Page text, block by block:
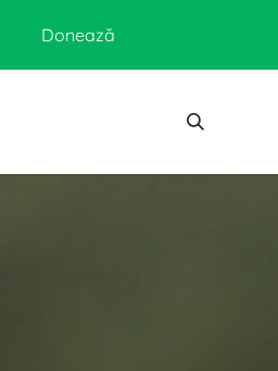
Donează